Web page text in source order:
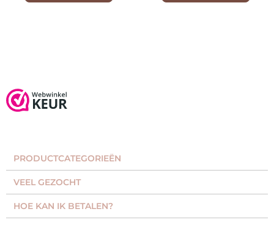
PRODUCTCATEGORIEËN​
VEEL GEZOCHT​
HOE KAN IK BETALEN?